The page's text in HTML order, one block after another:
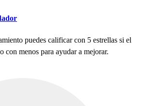
to puedes calificar con 5 estrellas si el
con menos para ayudar a mejorar.